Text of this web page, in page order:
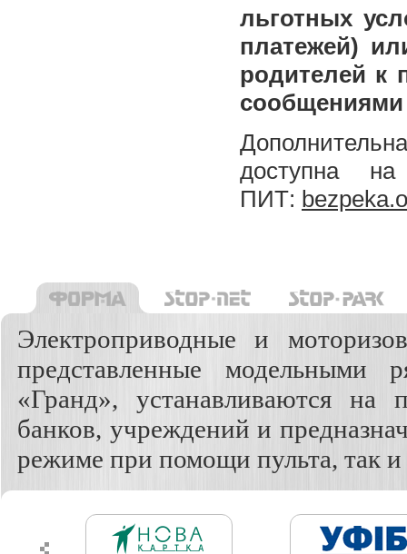
льготных
платежей)
родителей к
сообщениями
доступна
ПИТ:
Электроприводные и
представленные модельными
«Гранд», устанавливаются на
банков, учреждений и
режиме при помощи пульта, так и